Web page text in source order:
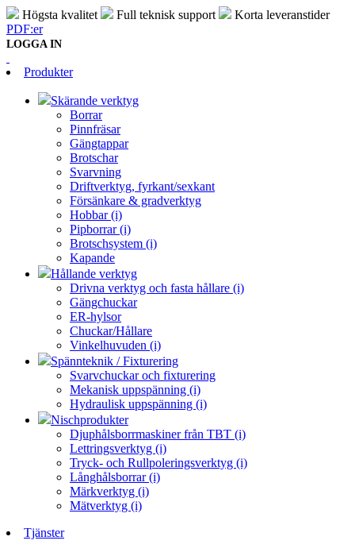
Högsta kvalitet Full teknisk support
Korta leveranstider
PDF:er
LOGGA IN
Produkter
Skärande verktyg
Borrar
Pinnfräsar
Gängtappar
Brotschar
Svarvning
Driftverktyg, fyrkant/sexkant
Försänkare & gradverktyg
Hobbar (i)
Pipborrar (i)
Brotschsystem (i)
Kapande
Hållande verktyg
Drivna verktyg och fasta hållare (i)
Gängchuckar
ER-hylsor
Chuckar/Hållare
Vinkelhuvuden (i)
Spännteknik / Fixturering
Svarvchuckar och fixturering
Mekanisk uppspänning (i)
Hydraulisk uppspänning (i)
Nischprodukter
Djuphålsborrmaskiner från TBT (i)
Lettringsverktyg (i)
Tryck- och Rullpoleringsverktyg (i)
Långhålsborrar (i)
Märkverktyg (i)
Mätverktyg (i)
Tjänster